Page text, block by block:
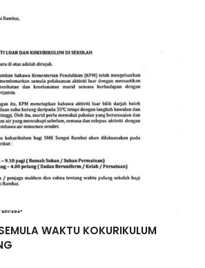
WAKTU KOKURIKULUM